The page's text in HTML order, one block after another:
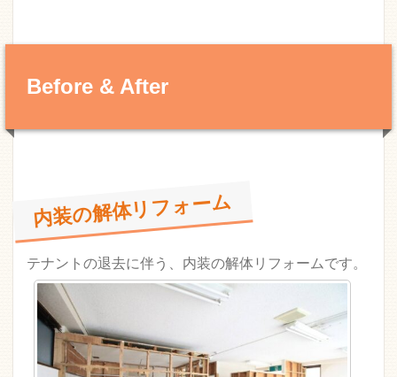
Before & After
内装の解体リフォーム
テナントの退去に伴う、内装の解体リフォームです。